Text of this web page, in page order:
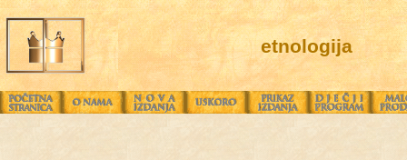
etnologija